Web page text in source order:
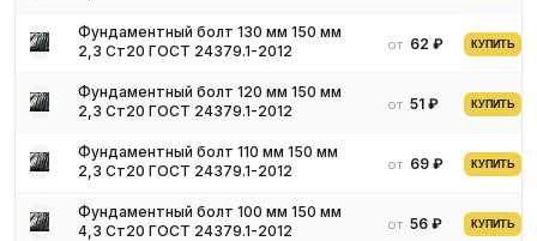
помощью гаечного ключа.
Разновидности
Болты можно покрыть:
цинком;
хромом;
медно-никелем;
фосфатом;
Фундаментный болт 130 мм 150 мм
2,3 Ст20 ГОСТ 24379.1-2012
от 62 ₽ КУПИТЬ
Фундаментный болт 120 мм 150 мм
2,3 Ст20 ГОСТ 24379.1-2012
от 51 ₽ КУПИТЬ
Фундаментный болт 110 мм 150 мм
2,3 Ст20 ГОСТ 24379.1-2012
от 69 ₽ КУПИТЬ
Фундаментный болт 100 мм 150 мм
4,3 Ст20 ГОСТ 24379.1-2012
от 56 ₽ КУПИТЬ